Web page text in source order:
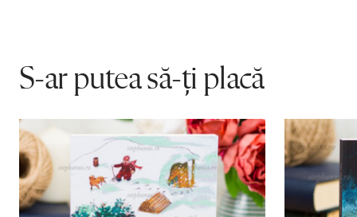
S-ar putea să-ți placă